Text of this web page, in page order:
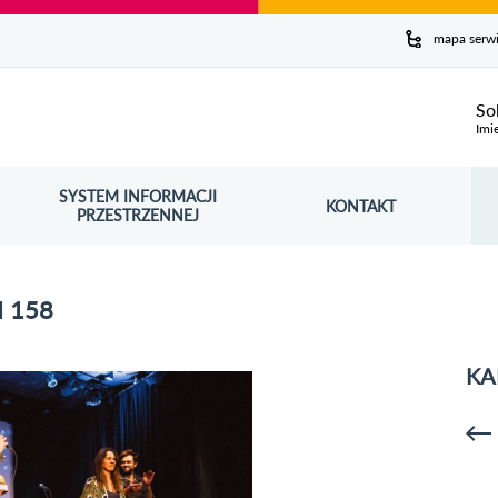
mapa
SYSTEM INFORMACJI
PRZESTRZENNEJ
OTWORZY SIĘ W NOWYM OKNIE KONTAKT
158